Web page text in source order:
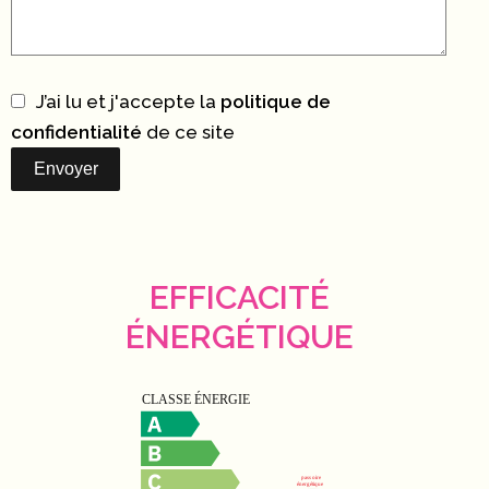
J’ai lu et j'accepte la politique de
confidentialité de ce site
Envoyer
EFFICACITÉ
ÉNERGÉTIQUE